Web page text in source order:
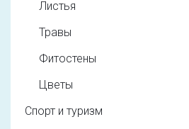
Листья
Травы
Фитостены
Цветы
Спорт и туризм